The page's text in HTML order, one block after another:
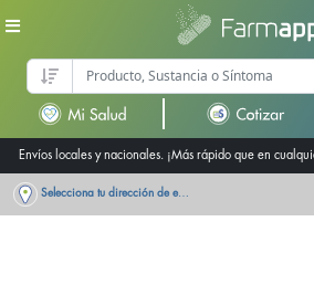
Envíos locales y nacionales. ¡Más rápido que en
Selecciona tu dirección de entrega